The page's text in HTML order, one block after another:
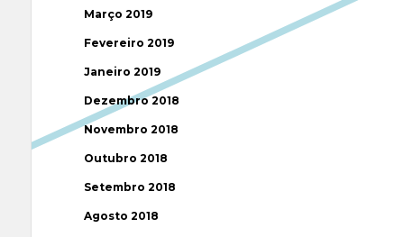
Março 2019
Fevereiro 2019
Janeiro 2019
Dezembro 2018
Novembro 2018
Outubro 2018
Setembro 2018
Agosto 2018